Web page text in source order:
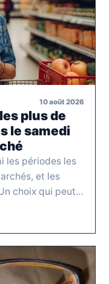
10 août 2026
plus de
le samedi
les périodes les
et les
choix qui peut…